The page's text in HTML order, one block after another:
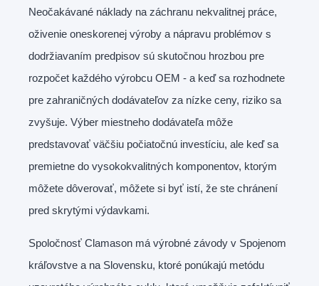
Neočakávané náklady na záchranu nekvalitnej práce,
oživenie oneskorenej výroby a nápravu problémov s
dodržiavaním predpisov sú skutočnou hrozbou pre
rozpočet každého výrobcu OEM - a keď sa rozhodnete
pre zahraničných dodávateľov za nízke ceny, riziko sa
zvyšuje. Výber miestneho dodávateľa môže
predstavovať väčšiu počiatočnú investíciu, ale keď sa
premietne do vysokokvalitných komponentov, ktorým
môžete dôverovať, môžete si byť istí, že ste chránení
pred skrytými výdavkami.
Spoločnosť Clamason má výrobné závody v Spojenom
kráľovstve a na Slovensku, ktoré ponúkajú metódu